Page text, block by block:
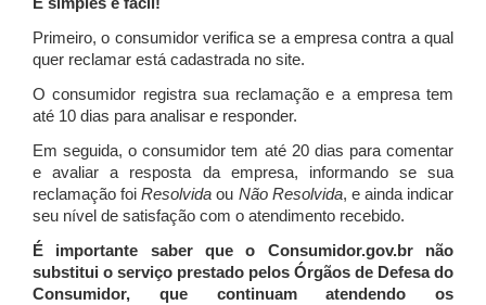
É simples e fácil!
Primeiro, o consumidor verifica se a empresa contra a qual
quer reclamar está cadastrada no site.
O consumidor registra sua reclamação e a empresa tem
até 10 dias para analisar e responder.
Em seguida, o consumidor tem até 20 dias para comentar
e avaliar a resposta da empresa, informando se sua
reclamação foiResolvida ou Não Resolvida, e ainda indicar
seu nível de satisfação com o atendimento recebido.
É importante saber que o Consumidor.gov.br não
substitui o serviço prestado pelos Órgãos de Defesa do
Consumidor, que continuam atendendo os